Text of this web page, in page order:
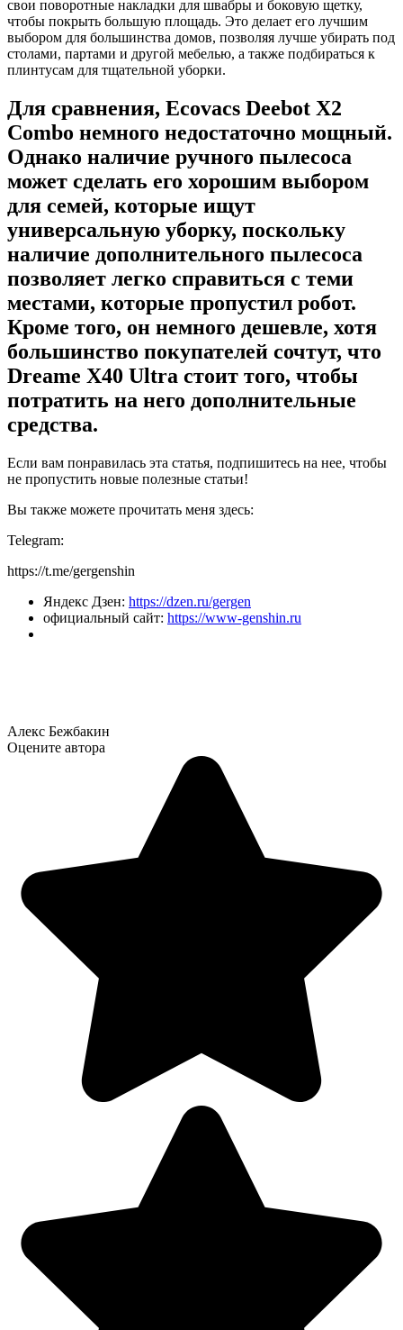
свои поворотные накладки для швабры и боковую щетку,
чтобы покрыть большую площадь. Это делает его лучшим
выбором для большинства домов, позволяя лучше убирать под
столами, партами и другой мебелью, а также подбираться к
плинтусам для тщательной уборки.
Для сравнения, Ecovacs Deebot X2
Combo немного недостаточно мощный.
Однако наличие ручного пылесоса
может сделать его хорошим выбором
для семей, которые ищут
универсальную уборку, поскольку
наличие дополнительного пылесоса
позволяет легко справиться с теми
местами, которые пропустил робот.
Кроме того, он немного дешевле, хотя
большинство покупателей сочтут, что
Dreame X40 Ultra стоит того, чтобы
потратить на него дополнительные
средства.
Если вам понравилась эта статья, подпишитесь на нее, чтобы
не пропустить новые полезные статьи!
Вы также можете прочитать меня здесь:
Telegram:
https://t.me/gergenshin
Яндекс Дзен: https://dzen.ru/gergen
официальный сайт: https://www-genshin.ru
Алекс Бежбакин
Оцените автора